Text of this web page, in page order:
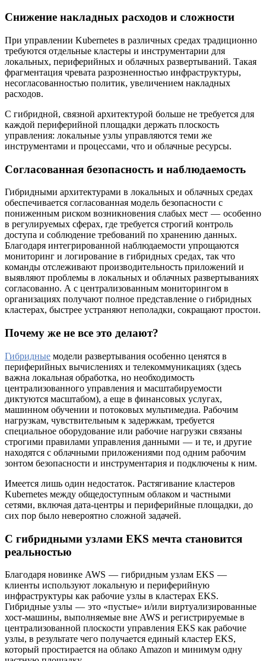
Снижение накладных расходов и сложности
При управлении Kubernetes в различных средах традиционно
требуются отдельные кластеры и инструментарии для
локальных, периферийных и облачных развертываний. Такая
фрагментация чревата разрозненностью инфраструктуры,
несогласованностью политик, увеличением накладных
расходов.
С гибридной, связной архитектурой больше не требуется для
каждой периферийной площадки держать плоскость
управления: локальные узлы управляются теми же
инструментами и процессами, что и облачные ресурсы.
Согласованная безопасность и наблюдаемость
Гибридными архитектурами в локальных и облачных средах
обеспечивается согласованная модель безопасности с
пониженным риском возникновения слабых мест — особенно
в регулируемых сферах, где требуется строгий контроль
доступа и соблюдение требований по хранению данных.
Благодаря интегрированной наблюдаемости упрощаются
мониторинг и логирование в гибридных средах, так что
команды отслеживают производительность приложений и
выявляют проблемы в локальных и облачных развертываниях
согласованно. А с централизованным мониторингом в
организациях получают полное представление о гибридных
кластерах, быстрее устраняют неполадки, сокращают простои.
Почему же не все это делают?
Гибридные модели развертывания особенно ценятся в
периферийных вычислениях и телекоммуникациях (здесь
важна локальная обработка, но необходимость
централизованного управления и масштабируемости
диктуются масштабом), а еще в финансовых услугах,
машинном обучении и потоковых мультимедиа. Рабочим
нагрузкам, чувствительным к задержкам, требуется
специальное оборудование или рабочие нагрузки связаны
строгими правилами управления данными — и те, и другие
находятся с облачными приложениями под одним рабочим
зонтом безопасности и инструментария и подключены к ним.
Имеется лишь один недостаток. Растягивание кластеров
Kubernetes между общедоступным облаком и частными
сетями, включая дата-центры и периферийные площадки, до
сих пор было невероятно сложной задачей.
С гибридными узлами EKS мечта становится
реальностью
Благодаря новинке AWS — гибридным узлам EKS —
клиенты используют локальную и периферийную
инфраструктуры как рабочие узлы в кластерах EKS.
Гибридные узлы — это «пустые» и/или виртуализированные
хост-машины, выполняемые вне AWS и регистрируемые в
централизованной плоскости управления EKS как рабочие
узлы, в результате чего получается единый кластер EKS,
который простирается на облако Amazon и минимум одну